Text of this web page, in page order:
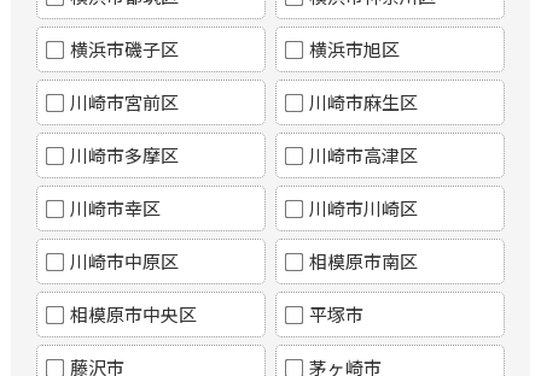
横浜市磯子区 横浜市旭区
川崎市宮前区 川崎市麻生区
川崎市多摩区 川崎市高津区
川崎市幸区 川崎市川崎区
川崎市中原区 相模原市南区
相模原市中央区 平塚市
藤沢市 茅ヶ崎市